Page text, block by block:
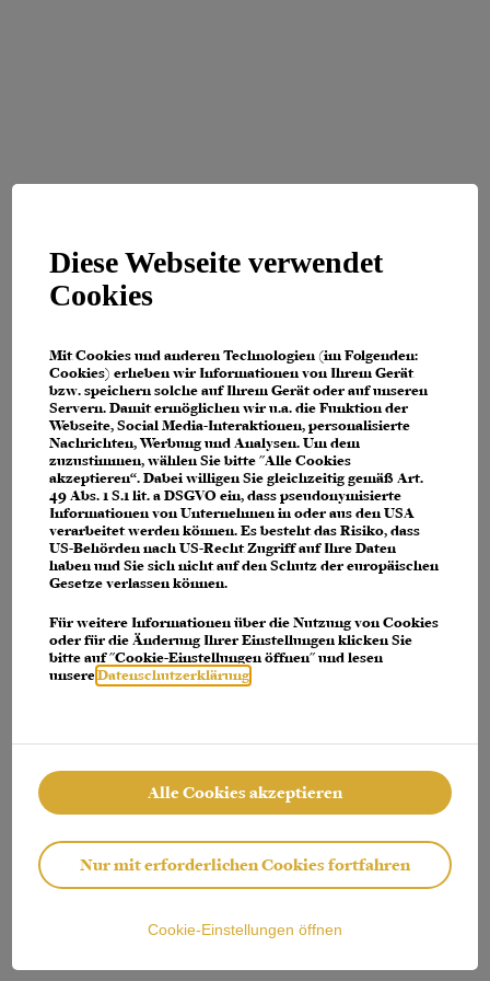
Diese Webseite verwendet
Cookies
Mit Cookies und anderen Technologien (im Folgenden:
Cookies) erheben wir Informationen von Ihrem Gerät
bzw. speichern solche auf Ihrem Gerät oder auf unseren
Servern. Damit ermöglichen wir u.a. die Funktion der
Webseite, Social Media-Interaktionen, personalisierte
Nachrichten, Werbung und Analysen. Um dem
zuzustimmen, wählen Sie bitte "Alle Cookies
akzeptieren“. Dabei willigen Sie gleichzeitig gemäß Art.
49 Abs. 1 S.1 lit. a DSGVO ein, dass pseudonymisierte
Informationen von Unternehmen in oder aus den USA
verarbeitet werden können. Es besteht das Risiko, dass
US-Behörden nach US-Recht Zugriff auf Ihre Daten
haben und Sie sich nicht auf den Schutz der europäischen
Gesetze verlassen können.
Für weitere Informationen über die Nutzung von Cookies
oder für die Änderung Ihrer Einstellungen klicken Sie
bitte auf "Cookie-Einstellungen öffnen" und lesen
unsereDatenschutzerklärung
Alle Cookies akzeptieren
Nur mit erforderlichen Cookies fortfahren
Cookie-Einstellungen öffnen
Application error: a client-side exception has occurred (see the browser
console for more information).